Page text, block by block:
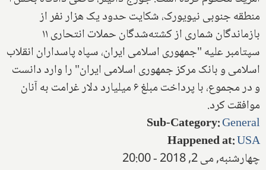
منطقه جنوبی نیویورک، شکایت حدود یک‌ هزار نفر از
بازماندگان شماری از کشته‌شدگان حملات انتحاری ۱۱
سپتامبر علیه "جمهوری اسلامی ایران، سپاه پاسداران انقلاب
اسلامی و بانک مرکز جمهوری اسلامی ایران" را وارد دانست
و در مجموع، با پرداخت مبلغ ۶ میلیارد دلار غرامت به آنان
موافقت کرد.
Sub-Category:General
Happened at:USA
چهارشنبه, می 2, 2018 - 20:00